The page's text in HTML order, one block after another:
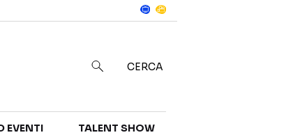
CERCA
EVENTI TALENT SHOW